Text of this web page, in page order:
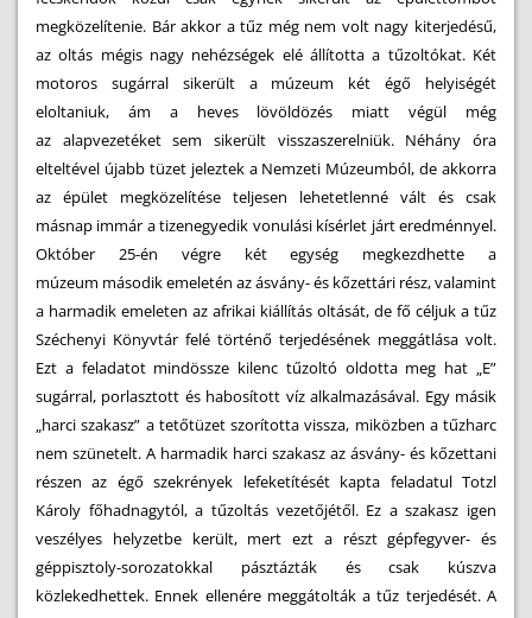
megközelítenie. Bár akkor a tűz még nem volt nagy kiterjedésű,
az oltás mégis nagy nehézségek elé állította a tűzoltókat. Két
motoros sugárral sikerült a múzeum két égő helyiségét
eloltaniuk, ám a heves lövöldözés miatt végül még
az alapvezetéket sem sikerült visszaszerelniük. Néhány óra
elteltével újabb tüzet jeleztek a Nemzeti Múzeumból, de akkorra
az épület megközelítése teljesen lehetetlenné vált és csak
másnap immár a tizenegyedik vonulási kísérlet járt eredménnyel.
Október 25-én végre két egység megkezdhette a
múzeum második emeletén az ásvány- és kőzettári rész, valamint
a harmadik emeleten az afrikai kiállítás oltását, de fő céljuk a tűz
Széchenyi Könyvtár felé történő terjedésének meggátlása volt.
Ezt a feladatot mindössze kilenc tűzoltó oldotta meg hat „E”
sugárral, porlasztott és habosított víz alkalmazásával. Egy másik
„harci szakasz” a tetőtüzet szorította vissza, miközben a tűzharc
nem szünetelt. A harmadik harci szakasz az ásvány- és kőzettani
részen az égő szekrények lefeketítését kapta feladatul Totzl
Károly főhadnagytól, a tűzoltás vezetőjétől. Ez a szakasz igen
veszélyes helyzetbe került, mert ezt a részt gépfegyver- és
géppisztoly-sorozatokkal pásztázták és csak kúszva
közlekedhettek. Ennek ellenére meggátolták a tűz terjedését. A